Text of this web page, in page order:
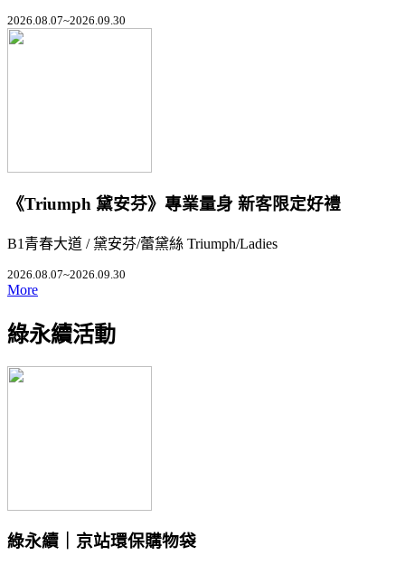
2026.08.07~2026.09.30
《Triumph 黛安芬》專業量身 新客限定好禮
B1青春大道 / 黛安芬/蕾黛絲 Triumph/Ladies
2026.08.07~2026.09.30
More
綠永續活動
綠永續｜京站環保購物袋